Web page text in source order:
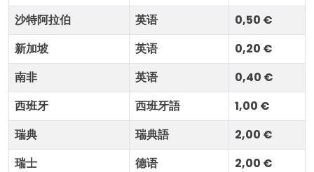
沙特阿拉伯
英语
0,50 €
新加坡
英语
0,20 €
南非
英语
0,40 €
西班牙
西班牙語
1,00 €
瑞典
瑞典語
2,00 €
瑞士
德语
2,00 €